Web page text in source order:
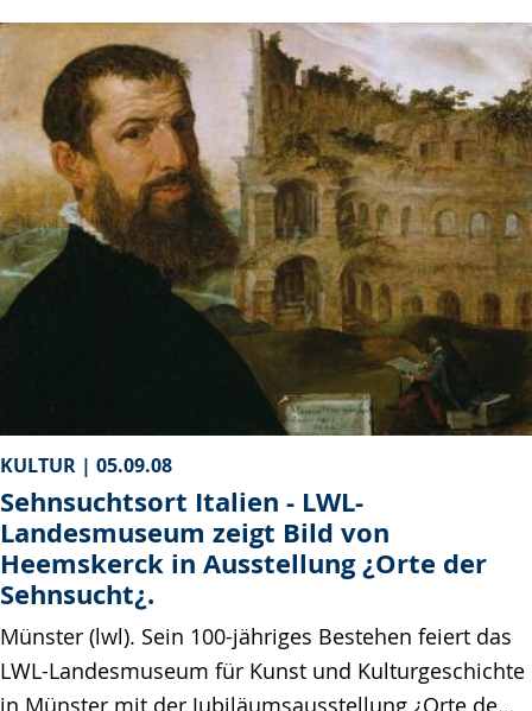
KULTUR | 05.09.08
Sehnsuchtsort Italien - LWL-
Landesmuseum zeigt Bild von
Heemskerck in Ausstellung ¿Orte der
Sehnsucht¿.
Münster (lwl). Sein 100-jähriges Bestehen feiert das
LWL-Landesmuseum für Kunst und Kulturgeschichte
in Münster mit der Jubiläumsausstellung ¿Orte de…